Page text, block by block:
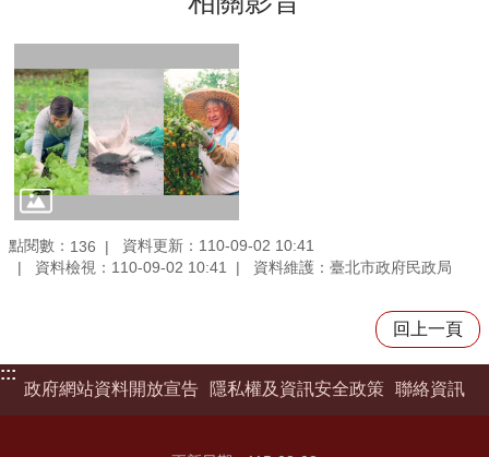
點閱數： 136
資料更新：110-09-02 10:41
資料檢視：110-09-02 10:41
資料維護：臺北市政府民政局
回上一頁
:::
政府網站資料開放宣告
隱私權及資訊安全政策 聯絡資訊